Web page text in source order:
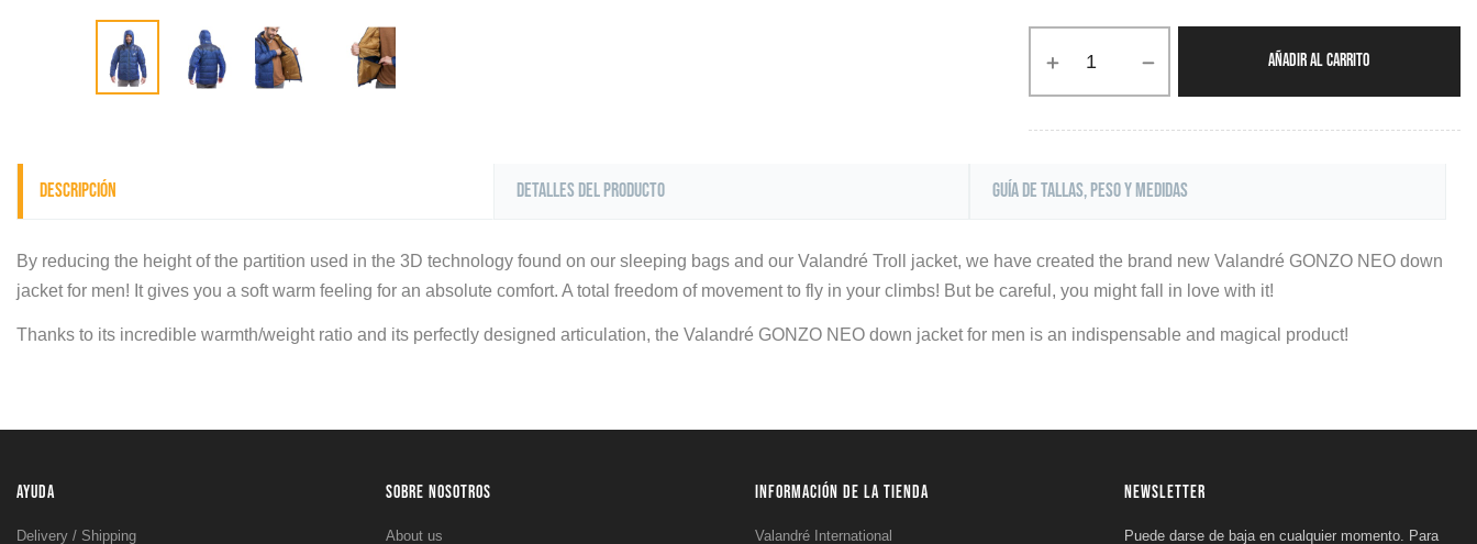
AÑADIR AL CARRITO
Descripción Detalles del producto Guía de tallas, peso y medidas
By reducing the height of the partition used in the 3D technology found on our sleeping bags and our Valandré Troll jacket, we have created the brand new Valandré GONZO NEO down
jacket for men! It gives you a soft warm feeling for an absolute comfort. A total freedom of movement to fly in your climbs! But be careful, you might fall in love with it!
Thanks to its incredible warmth/weight ratio and its perfectly designed articulation, the Valandré GONZO NEO down jacket for men is an indispensable and magical product!
AYUDA
Delivery / Shipping
SOBRE NOSOTROS
About us
INFORMACIÓN DE LA TIENDA
Valandré International
NEWSLETTER
Puede darse de baja en cualquier momento. Para